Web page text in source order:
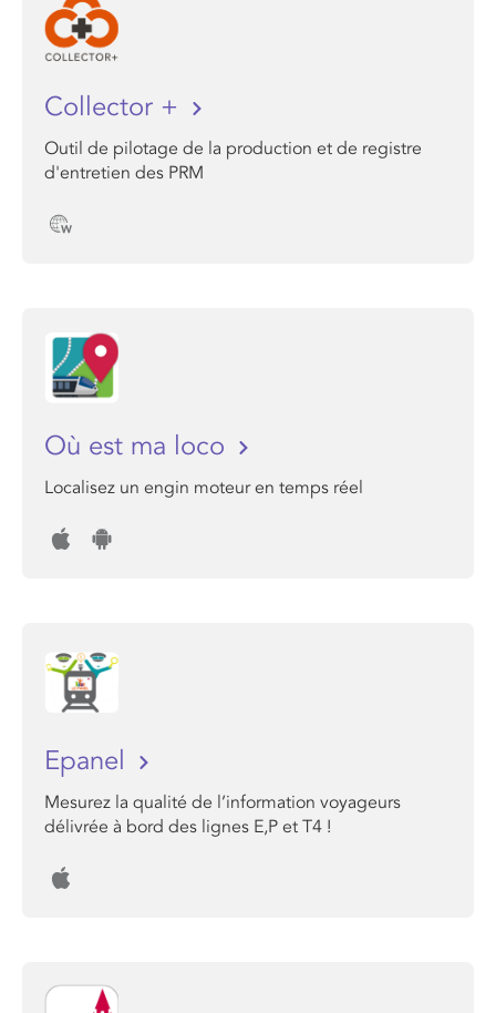
Collector +
Outil de pilotage de la production et de registre
d'entretien des PRM
Où est ma loco
Localisez un engin moteur en temps réel
Epanel
Mesurez la qualité de l’information voyageurs
délivrée à bord des lignes E,P et T4 !